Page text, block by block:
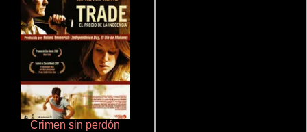
Crimen sin perdón